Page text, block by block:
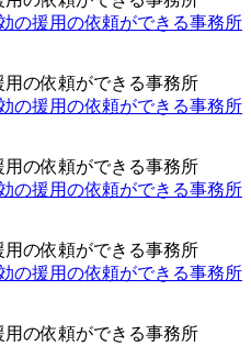
の援用の依頼ができる事務所
用の依頼ができる事務所
の援用の依頼ができる事務所
用の依頼ができる事務所
の援用の依頼ができる事務所
用の依頼ができる事務所
の援用の依頼ができる事務所
用の依頼ができる事務所